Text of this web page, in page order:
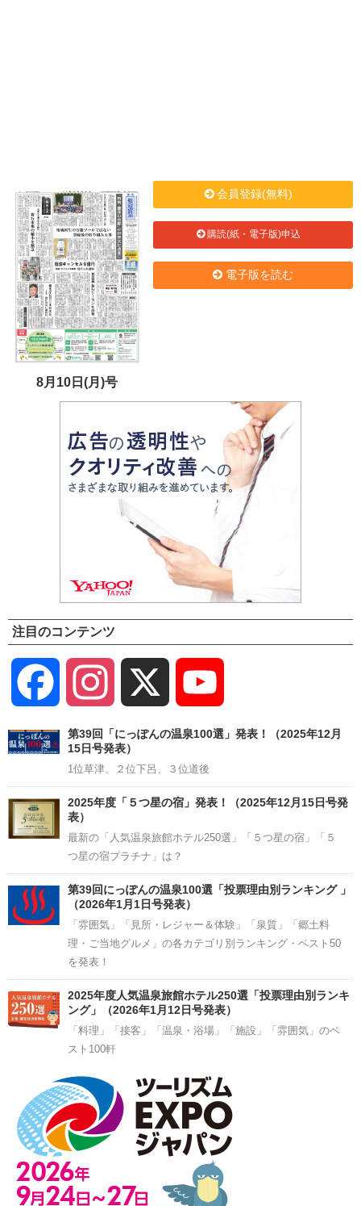
8月10日(月)号
会員登録(無料)
購読(紙・電子版)申込
電子版を読む
注目のコンテンツ
Facebook Instagram
Channel
第39回「にっぽんの温泉100選」発表！（2025年12月
15日号発表）
1位草津、２位下呂、３位道後
2025年度「５つ星の宿」発表！（2025年12月15日号発
表）
最新の「人気温泉旅館ホテル250選」「５つ星の宿」「５
つ星の宿プラチナ」は？
第39回にっぽんの温泉100選「投票理由別ランキング 」
（2026年1月1日号発表）
「雰囲気」「見所・レジャー＆体験」「泉質」「郷土料
理・ご当地グルメ」の各カテゴリ別ランキング・ベスト50
を発表！
2025年度人気温泉旅館ホテル250選「投票理由別ランキ
ング」（2026年1月12日号発表）
「料理」「接客」「温泉・浴場」「施設」「雰囲気」のベ
スト100軒